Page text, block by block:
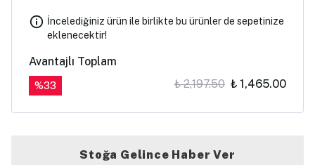
İncelediğiniz ürün ile birlikte bu ürünler de sepetinize
eklenecektir!
Avantajlı Toplam
%33 ₺ 2,197.50 ₺ 1,465.00
Stoğa Gelince Haber Ver